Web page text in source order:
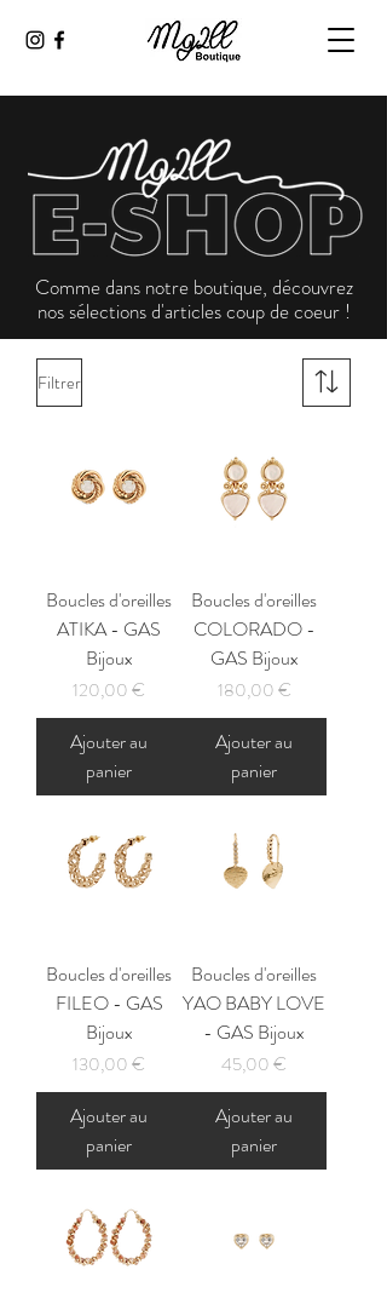
Comme dans notre boutique, découvrez
nos sélections d'articles coup de coeur !
Filtrer
Boucles d'oreilles
ATIKA - GAS
Bijoux
Prix
120,00 €
Ajouter au
panier
Boucles d'oreilles
COLORADO -
GAS Bijoux
Prix
180,00 €
Ajouter au
panier
Boucles d'oreilles
FILEO - GAS
Bijoux
Prix
130,00 €
Ajouter au
panier
Boucles d'oreilles
YAO BABY LOVE
- GAS Bijoux
Prix
45,00 €
Ajouter au
panier